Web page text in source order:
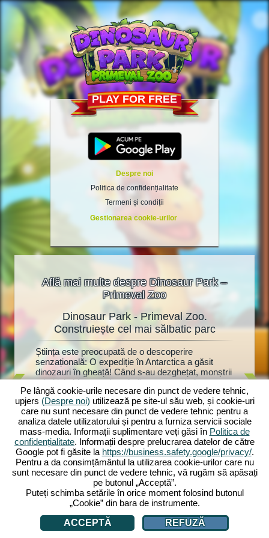
PLAY FOR FREE
Despre noi
Politica de confidențialitate
Termeni și condiții
Gestionarea cookie-urilor
Află mai multe despre Dinosaur Park –
Primeval Zoo
o
vor
zoo.
și
le cu
Dinosaur Park - Primeval Zoo.
Construiește cel mai sălbatic parc
Știința este preocupată de o descoperire
senzațională: O expediție în Antarctica a găsit
dinozauri în gheață! Când s-au dezghețat, monștrii
primitivi chiar au prins viață - acum trebuie
construit rapid un parc de dinozauri cu anexe
adecvate. Cercetătorul Dr. Walter Müller vă ajută,
deoarece a bănuit întotdeauna că dinozaurii
înghețați ar putea fi readuși la viață. Va afla și el
secretul soției sale dispărute? Începe acum
aventura ta preistorică cu Dinosaur Park: Primeval
Zoo!
parc
mulțime
și jucării
anexele
mulți
devine
investi
Pe lângă cookie-urile necesare din punct de vedere tehnic,
upjers (Despre noi) utilizează pe site-ul său web, și cookie-uri
care nu sunt necesare din punct de vedere tehnic pentru a
analiza datele utilizatorului și pentru a furniza servicii sociale
mass-media. Informații suplimentare veți găsi în Politica de
confidențialitate. Informații despre prelucrarea datelor de către
Google pot fi găsite la https://business.safety.google/privacy/.
Pentru a da consimțământul la utilizarea cookie-urilor care nu
sunt necesare din punct de vedere tehnic, vă rugăm să apăsați
pe butonul „Acceptă”.
Puteți schimba setările în orice moment folosind butonul
„Cookie” din bara de instrumente.
ACCEPTĂ
REFUZĂ